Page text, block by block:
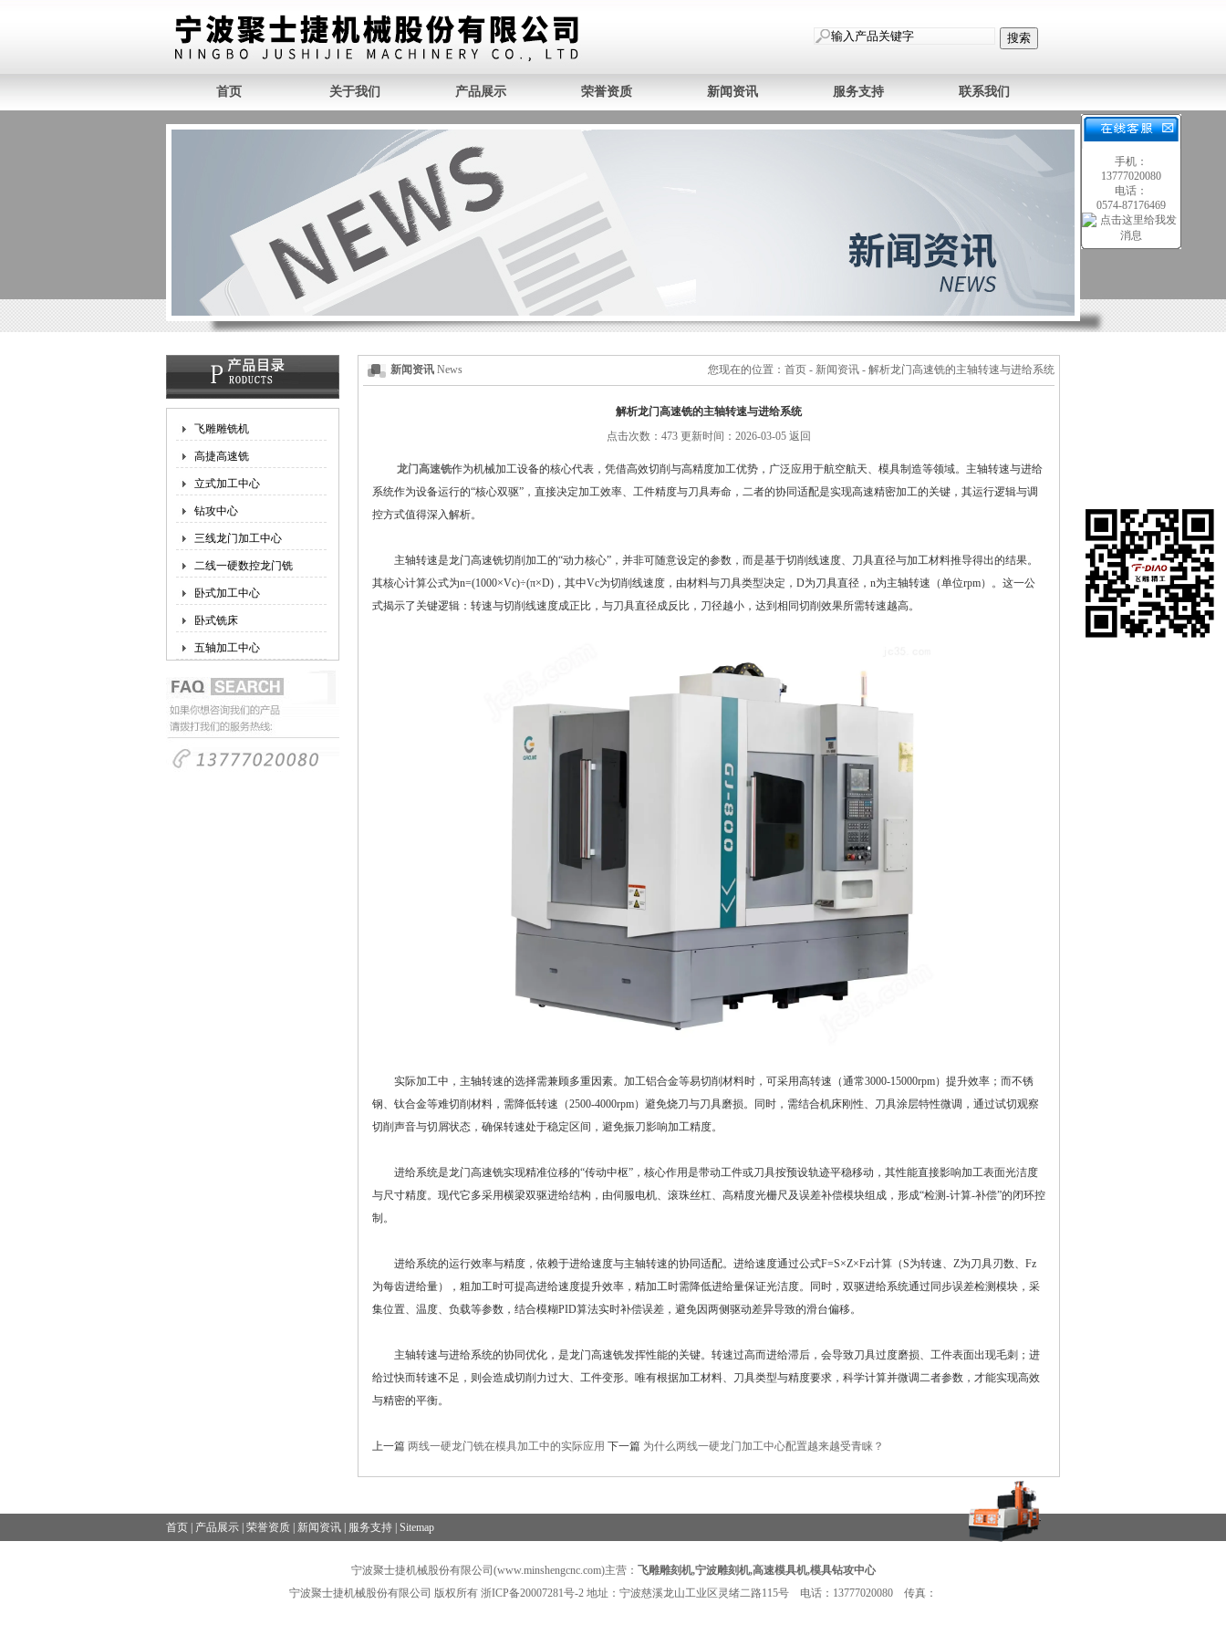
首页 关于我们 产品展示 荣誉资质 新闻资讯 服务支持 联系我们
飞雕雕铣机
高捷高速铣
立式加工中心
钻攻中心
三线龙门加工中心
二线一硬数控龙门铣
卧式加工中心
卧式铣床
五轴加工中心
新闻资讯 News 您现在的位置： 首页 - 新闻资讯 - 解析龙门高速铣的主轴转速与进给系统
解析龙门高速铣的主轴转速与进给系统
点击次数：473 更新时间：2026-03-05 返回
龙门高速铣作为机械加工设备的核心代表，凭借高效切削与高精度加工优势，广泛应用于航空航天、模具制造等领域。主轴转速与进给
系统作为设备运行的“核心双驱”，直接决定加工效率、工件精度与刀具寿命，二者的协同适配是实现高速精密加工的关键，其运行逻辑与调
控方式值得深入解析。
主轴转速是龙门高速铣切削加工的“动力核心”，并非可随意设定的参数，而是基于切削线速度、刀具直径与加工材料推导得出的结果。
其核心计算公式为n=(1000×Vc)÷(π×D)，其中Vc为切削线速度，由材料与刀具类型决定，D为刀具直径，n为主轴转速（单位rpm）。这一公
式揭示了关键逻辑：转速与切削线速度成正比，与刀具直径成反比，刀径越小，达到相同切削效果所需转速越高。
实际加工中，主轴转速的选择需兼顾多重因素。加工铝合金等易切削材料时，可采用高转速（通常3000-15000rpm）提升效率；而不锈
钢、钛合金等难切削材料，需降低转速（2500-4000rpm）避免烧刀与刀具磨损。同时，需结合机床刚性、刀具涂层特性微调，通过试切观察
切削声音与切屑状态，确保转速处于稳定区间，避免振刀影响加工精度。
进给系统是龙门高速铣实现精准位移的“传动中枢”，核心作用是带动工件或刀具按预设轨迹平稳移动，其性能直接影响加工表面光洁度
与尺寸精度。现代它多采用横梁双驱进给结构，由伺服电机、滚珠丝杠、高精度光栅尺及误差补偿模块组成，形成“检测-计算-补偿”的闭环控
制。
进给系统的运行效率与精度，依赖于进给速度与主轴转速的协同适配。进给速度通过公式F=S×Z×Fz计算（S为转速、Z为刀具刃数、Fz
为每齿进给量），粗加工时可提高进给速度提升效率，精加工时需降低进给量保证光洁度。同时，双驱进给系统通过同步误差检测模块，采
集位置、温度、负载等参数，结合模糊PID算法实时补偿误差，避免因两侧驱动差异导致的滑台偏移。
主轴转速与进给系统的协同优化，是龙门高速铣发挥性能的关键。转速过高而进给滞后，会导致刀具过度磨损、工件表面出现毛刺；进
给过快而转速不足，则会造成切削力过大、工件变形。唯有根据加工材料、刀具类型与精度要求，科学计算并微调二者参数，才能实现高效
与精密的平衡。
上一篇 两线一硬龙门铣在模具加工中的实际应用 下一篇 为什么两线一硬龙门加工中心配置越来越受青睐？
首页 产品展示 荣誉资质 新闻资讯 服务支持 Sitemap
宁波聚士捷机械股份有限公司(www.minshengcnc.com)主营： 飞雕雕刻机,宁波雕刻机,高速模具机,模具钻攻中心
宁波聚士捷机械股份有限公司 版权所有 浙ICP备20007281号-2 地址：宁波慈溪龙山工业区灵绪二路115号 电话：13777020080 传真：
手机：
13777020080
电话：
0574-87176469